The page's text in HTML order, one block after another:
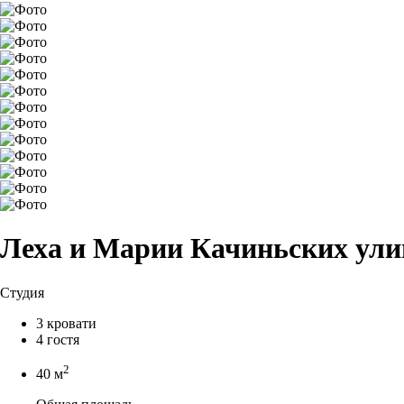
Леха и Марии Качиньских
Студия
3 кровати
4 гостя
40 м2